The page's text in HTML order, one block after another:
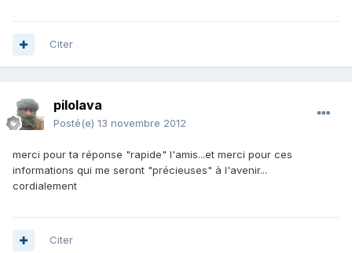
Citer
pilolava
Posté(e) 13 novembre 2012
merci pour ta réponse "rapide" l'amis...et merci pour ces
informations qui me seront "précieuses" à l'avenir...
cordialement
Citer